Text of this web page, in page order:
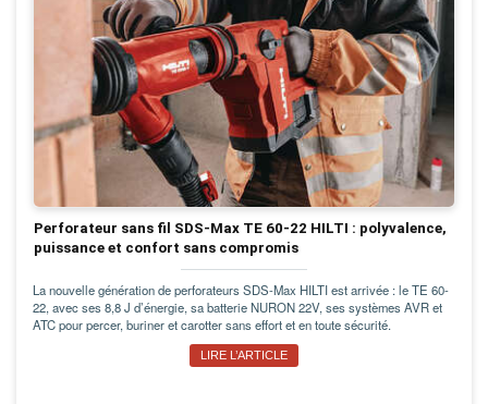
Perforateur sans fil SDS-Max TE 60-22 HILTI : polyvalence,
puissance et confort sans compromis
La nouvelle génération de perforateurs SDS-Max HILTI est arrivée : le TE 60-
22, avec ses 8,8 J d’énergie, sa batterie NURON 22V, ses systèmes AVR et
ATC pour percer, buriner et carotter sans effort et en toute sécurité.
LIRE L’ARTICLE